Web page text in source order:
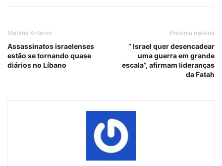
Matéria Anterior
Assassinatos israelenses
estão se tornando quase
diários no Líbano
Próxima matéria
” Israel quer desencadear
uma guerra em grande
escala”, afirmam lideranças
da Fatah